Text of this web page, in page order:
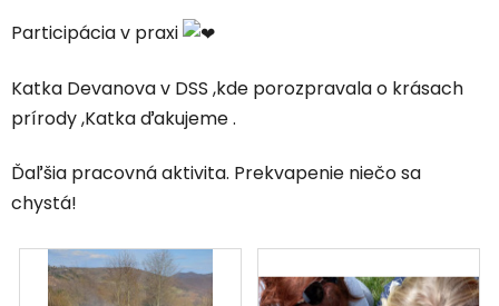
Participácia v praxi
Katka Devanova v DSS ,kde porozpravala o krásach
prírody ,Katka ďakujeme .
Ďaľšia pracovná aktivita. Prekvapenie niečo sa
chystá!